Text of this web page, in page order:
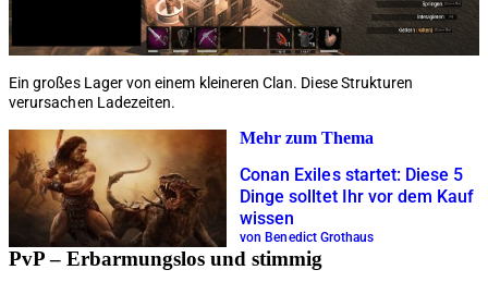
Ein großes Lager von einem kleineren Clan. Diese Strukturen
verursachen Ladezeiten.
Mehr zum Thema
Conan Exiles startet: Diese 5
Dinge solltet Ihr vor dem Kauf
wissen
von Benedict Grothaus
PvP – Erbarmungslos und stimmig